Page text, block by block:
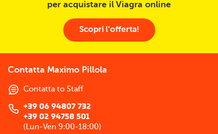
per acquistare il Viagra online
Scopri l'offerta!
Contatta Maximo Pillola
Contatta to Staff
(Lun-Ven 9:00-18:00)